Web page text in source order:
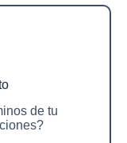
de tu